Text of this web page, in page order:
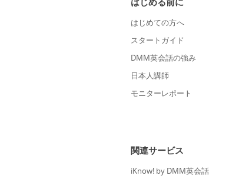
はじめての方へ
スタートガイド
DMM英会話の強み
日本人講師
モニターレポート
関連サービス
iKnow! by DMM英会話